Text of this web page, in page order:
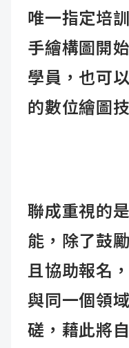
唯一指定培
手繪構圖開
學員，也可
的數位繪圖
聯成重視的
能，除了鼓
且協助報名
與同一個領
磋，藉此將